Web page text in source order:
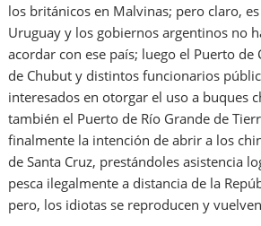
los británicos en Malvinas; pero claro,
Uruguay y los gobiernos argentinos no
acordar con ese país; luego el Puerto de
de Chubut y distintos funcionarios
interesados en otorgar el uso a buques
también el Puerto de Río Grande de
finalmente la intención de abrir a los
de Santa Cruz, prestándoles asistencia
pesca ilegalmente a distancia de la
pero, los idiotas se reproducen y